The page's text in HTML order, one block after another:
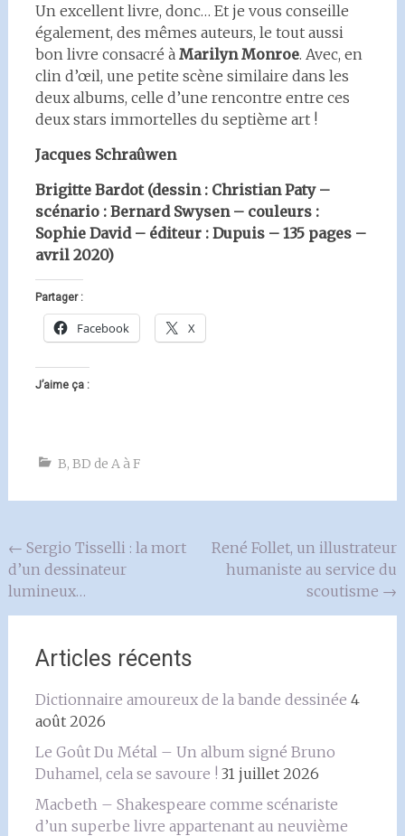
Un excellent livre, donc… Et je vous conseille
également, des mêmes auteurs, le tout aussi
bon livre consacré à Marilyn Monroe. Avec, en
clin d’œil, une petite scène similaire dans les
deux albums, celle d’une rencontre entre ces
deux stars immortelles du septième art !
Jacques Schraûwen
Brigitte Bardot (dessin : Christian Paty –
scénario : Bernard Swysen – couleurs :
Sophie David – éditeur : Dupuis – 135 pages –
avril 2020)
Partager :
Facebook X
J’aime ça :
B, BD de A à F
Navigation
de
← Sergio Tisselli : la mort
d’un dessinateur
lumineux…
René Follet, un illustrateur
humaniste au service du
scoutisme →
Articles récents
Dictionnaire amoureux de la bande dessinée 4
août 2026
Le Goût Du Métal – Un album signé Bruno
Duhamel, cela se savoure ! 31 juillet 2026
Macbeth – Shakespeare comme scénariste
d’un superbe livre appartenant au neuvième